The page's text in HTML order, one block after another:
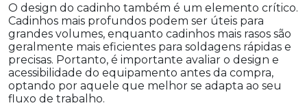
O design do cadinho também é um elemento crítico.
Cadinhos mais profundos podem ser úteis para
grandes volumes, enquanto cadinhos mais rasos são
geralmente mais eficientes para soldagens rápidas e
precisas. Portanto, é importante avaliar o design e
acessibilidade do equipamento antes da compra,
optando por aquele que melhor se adapta ao seu
fluxo de trabalho.